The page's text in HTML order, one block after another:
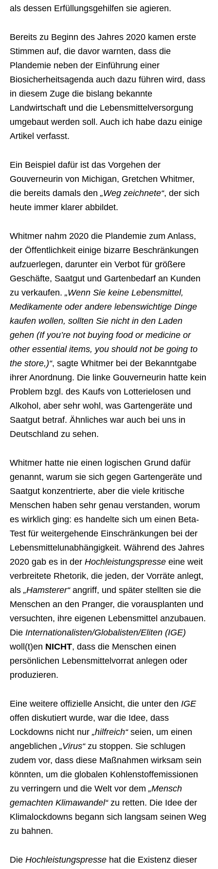
als dessen Erfüllungsgehilfen sie agieren.
Bereits zu Beginn des Jahres 2020 kamen erste
Stimmen auf, die davor warnten, dass die
Plandemie neben der Einführung einer
Biosicherheitsagenda auch dazu führen wird, dass
in diesem Zuge die bislang bekannte
Landwirtschaft und die Lebensmittelversorgung
umgebaut werden soll. Auch ich habe dazu einige
Artikel verfasst.
Ein Beispiel dafür ist das Vorgehen der
Gouverneurin von Michigan, Gretchen Whitmer,
die bereits damals den „Weg zeichnete“, der sich
heute immer klarer abbildet.
Whitmer nahm 2020 die Plandemie zum Anlass,
der Öffentlichkeit einige bizarre Beschränkungen
aufzuerlegen, darunter ein Verbot für größere
Geschäfte, Saatgut und Gartenbedarf an Kunden
zu verkaufen. „Wenn Sie keine Lebensmittel,
Medikamente oder andere lebenswichtige Dinge
kaufen wollen, sollten Sie nicht in den Laden
gehen (If you’re not buying food or medicine or
other essential items, you should not be going to
the store,)“, sagte Whitmer bei der Bekanntgabe
ihrer Anordnung. Die linke Gouverneurin hatte kein
Problem bzgl. des Kaufs von Lotterielosen und
Alkohol, aber sehr wohl, was Gartengeräte und
Saatgut betraf. Ähnliches war auch bei uns in
Deutschland zu sehen.
Whitmer hatte nie einen logischen Grund dafür
genannt, warum sie sich gegen Gartengeräte und
Saatgut konzentrierte, aber die viele kritische
Menschen haben sehr genau verstanden, worum
es wirklich ging: es handelte sich um einen Beta-
Test für weitergehende Einschränkungen bei der
Lebensmittelunabhängigkeit. Während des Jahres
2020 gab es in der Hochleistungspresse eine weit
verbreitete Rhetorik, die jeden, der Vorräte anlegt,
als „Hamsterer“angriff, und später stellten sie die
Menschen an den Pranger, die vorausplanten und
versuchten, ihre eigenen Lebensmittel anzubauen.
Die Internationalisten/Globalisten/Eliten (IGE)
woll(t)en NICHT, dass die Menschen einen
persönlichen Lebensmittelvorrat anlegen oder
produzieren.
Eine weitere offizielle Ansicht, die unter den IGE
offen diskutiert wurde, war die Idee, dass
Lockdowns nicht nur „hilfreich“seien, um einen
angeblichen „Virus“zu stoppen. Sie schlugen
zudem vor, dass diese Maßnahmen wirksam sein
könnten, um die globalen Kohlenstoffemissionen
zu verringern und die Welt vor dem „Mensch
gemachten Klimawandel“zu retten. Die Idee der
Klimalockdowns begann sich langsam seinen Weg
zu bahnen.
Die Hochleistungspresse hat die Existenz dieser